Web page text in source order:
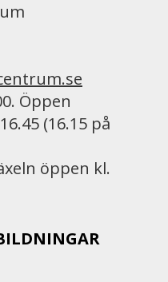
Öppen
(16.15 på
öppen kl.